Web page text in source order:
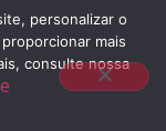
personalizar o
mais
consulte nossa